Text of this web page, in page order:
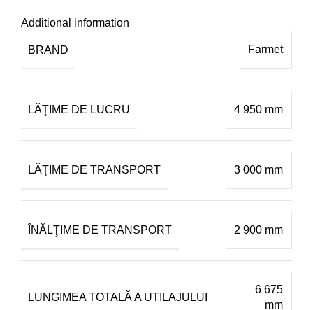
Additional information
BRAND Farmet
LĂŢIME DE LUCRU 4 950 mm
LĂŢIME DE TRANSPORT 3 000 mm
ÎNĂLŢIME DE TRANSPORT 2 900 mm
LUNGIMEA TOTALĂ A UTILAJULUI
6 675
mm